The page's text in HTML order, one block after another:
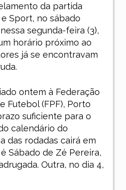
da partida
Sport, no sábado
segunda-feira (3),
horário próximo ao
já se encontravam
ontem à Federação
Futebol (FPF), Porto
suficiente para o
calendário do
das rodadas cairá em
Sábado de Zé Pereira,
Outra, no dia 4,